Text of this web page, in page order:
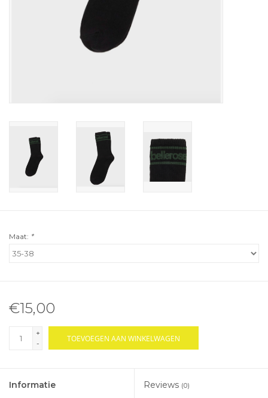
Maat: *
€15,00
+
-
TOEVOEGEN AAN WINKELWAGEN
Informatie Reviews (0)